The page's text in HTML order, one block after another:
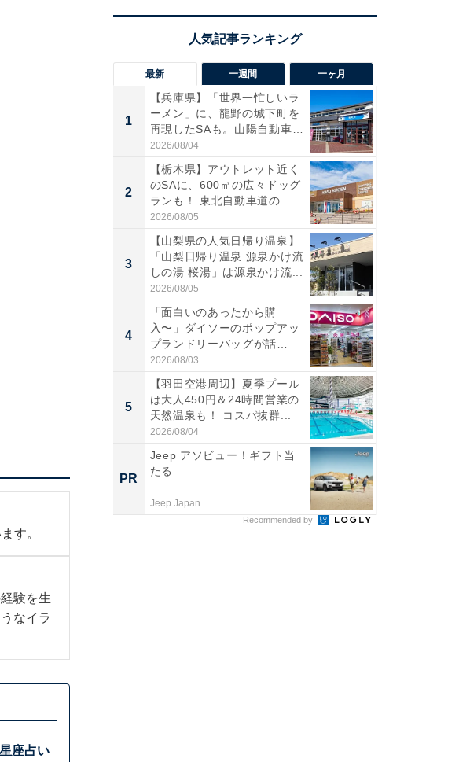
す。
験を生
なイラ
座占い
最新 一週間 一ヶ月
1
【兵庫県】「世界一忙しいラ
ーメン」に、龍野の城下町を
再現したSAも。山陽自動車
道...
2026/08/04
2
【栃木県】アウトレット近く
のSAに、600㎡の広々ドッグ
ランも！ 東北自動車道の...
2026/08/05
3
【山梨県の人気日帰り温泉】
「山梨日帰り温泉 源泉かけ流
しの湯 桜湯」は源泉かけ流...
2026/08/05
4
「面白いのあったから購
入〜」ダイソーのポップアッ
プランドリーバッグが話
題。“さま...
2026/08/03
5
【羽田空港周辺】夏季プール
は大人450円＆24時間営業の
天然温泉も！ コスパ抜群...
2026/08/04
PR
Jeep アソビュー！ギフト当
たる
Jeep Japan
Recommended by